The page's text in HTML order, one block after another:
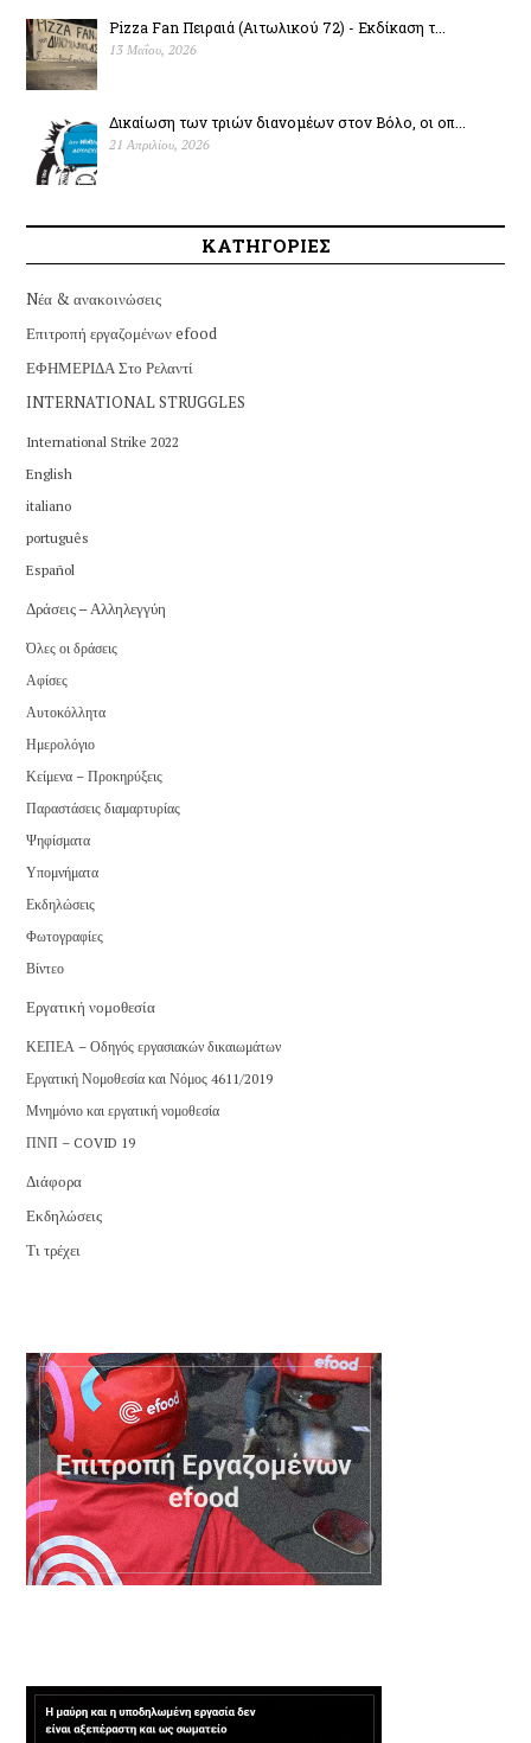
Pizza Fan Πειραιά (Αιτωλικού 72) - Εκδίκαση τ...
13 Μαΐου, 2026
Δικαίωση των τριών διανομέων στον Βόλο, οι οπ...
21 Απριλίου, 2026
ΚΑΤΗΓΟΡΙΕΣ
Nέα & ανακοινώσεις
Επιτροπή εργαζομένων efood
ΕΦΗΜΕΡΙΔΑ Στο Ρελαντί
INTERNATIONAL STRUGGLES
International Strike 2022
English
italiano
português
Español
Δράσεις – Αλληλεγγύη
Όλες οι δράσεις
Αφίσες
Αυτοκόλλητα
Ημερολόγιο
Κείμενα – Προκηρύξεις
Παραστάσεις διαμαρτυρίας
Ψηφίσματα
Υπομνήματα
Εκδηλώσεις
Φωτογραφίες
Βίντεο
Εργατική νομοθεσία
ΚΕΠΕΑ – Οδηγός εργασιακών δικαιωμάτων
Εργατική Νομοθεσία και Νόμος 4611/2019
Μνημόνιο και εργατική νομοθεσία
ΠΝΠ – COVID 19
Διάφορα
Εκδηλώσεις
Τι τρέχει